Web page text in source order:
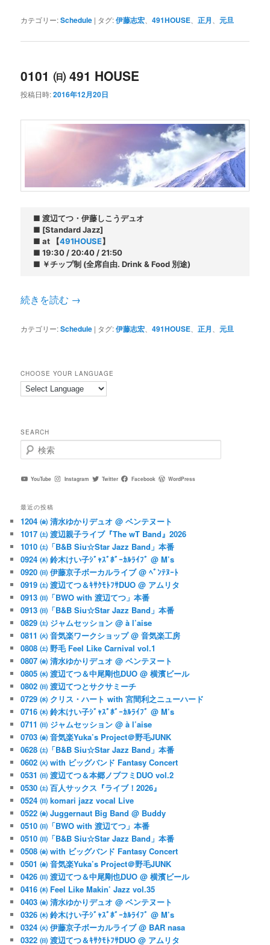
カテゴリー:Schedule | タグ:伊藤志宏 、491HOUSE 、正月 、元旦
0101 ㈰ 491 HOUSE
投稿日時:2016年12月20日
■ 渡辺てつ・伊藤しこうデュオ
■ [Standard Jazz]
■ at 【491HOUSE】
■ 19:30 / 20:40 / 21:50
■ ￥チップ制 (全席自由. Drink & Food 別途)
続きを読む →
カテゴリー:Schedule | タグ:伊藤志宏、491HOUSE、正月、元旦
CHOOSE YOUR LANGUAGE
SEARCH
検
索
YouTube Instagram Twitter Facebook WordPress
最近の投稿
1204 ㈮ 清水ゆかりデュオ @ ベンテヌート
1017 ㈯ 渡辺親子ライブ『The wT Band』2026
1010 ㈯「B&B Siu☆Star Jazz Band」本番
0924 ㈭ 鈴木けい子ｼﾞｬｽﾞﾎﾞｰｶﾙﾗｲﾌﾞ @ M’s
0920 ㈰ 伊藤京子ボーカルライブ @ ﾍﾞﾝﾃﾇｰﾄ
0919 ㈯ 渡辺てつ＆ｷｻｸﾓﾄﾌｻDUO @ アムリタ
0913 ㈰「BWO with 渡辺てつ」本番
0913 ㈰「B&B Siu☆Star Jazz Band」本番
0829 ㈯ ジャムセッション @ à l’aise
0811 ㈫ 音気楽ワークショップ @ 音気楽工房
0808 ㈯ 野毛 Feel Like Carnival vol.1
0807 ㈮ 清水ゆかりデュオ @ ベンテヌート
0805 ㈬ 渡辺てつ＆中尾剛也DUO @ 横濱ビール
0802 ㈰ 渡辺てつとサクサミーチ
0729 ㈬ クリス・ハート with 宮間利之ニューハード
0716 ㈭ 鈴木けい子ｼﾞｬｽﾞﾎﾞｰｶﾙﾗｲﾌﾞ @ M’s
0711 ㈰ ジャムセッション @ à l’aise
0703 ㈮ 音気楽Yuka’s Project＠野毛JUNK
0628 ㈯「B&B Siu☆Star Jazz Band」本番
0602 ㈫ with ビッグバンド Fantasy Concert
0531 ㈰ 渡辺てつ＆本郷ノブフミDUO vol.2
0530 ㈯ 百人サックス『ライブ！2026』
0524 ㈰ komari jazz vocal Live
0522 ㈮ Juggernaut Big Band @ Buddy
0510 ㈰「BWO with 渡辺てつ」本番
0510 ㈰「B&B Siu☆Star Jazz Band」本番
0508 ㈮ with ビッグバンド Fantasy Concert
0501 ㈮ 音気楽Yuka’s Project＠野毛JUNK
0426 ㈰ 渡辺てつ＆中尾剛也DUO @ 横濱ビール
0416 ㈭ Feel Like Makin’ Jazz vol.35
0403 ㈮ 清水ゆかりデュオ @ ベンテヌート
0326 ㈭ 鈴木けい子ｼﾞｬｽﾞﾎﾞｰｶﾙﾗｲﾌﾞ @ M’s
0324 ㈫ 伊藤京子ボーカルライブ @ BAR nasa
0322 ㈰ 渡辺てつ＆ｷｻｸﾓﾄﾌｻDUO @ アムリタ